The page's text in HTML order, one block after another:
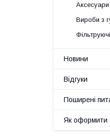
Вироби з
Новини
Відгуки
Поширені
Як оформити